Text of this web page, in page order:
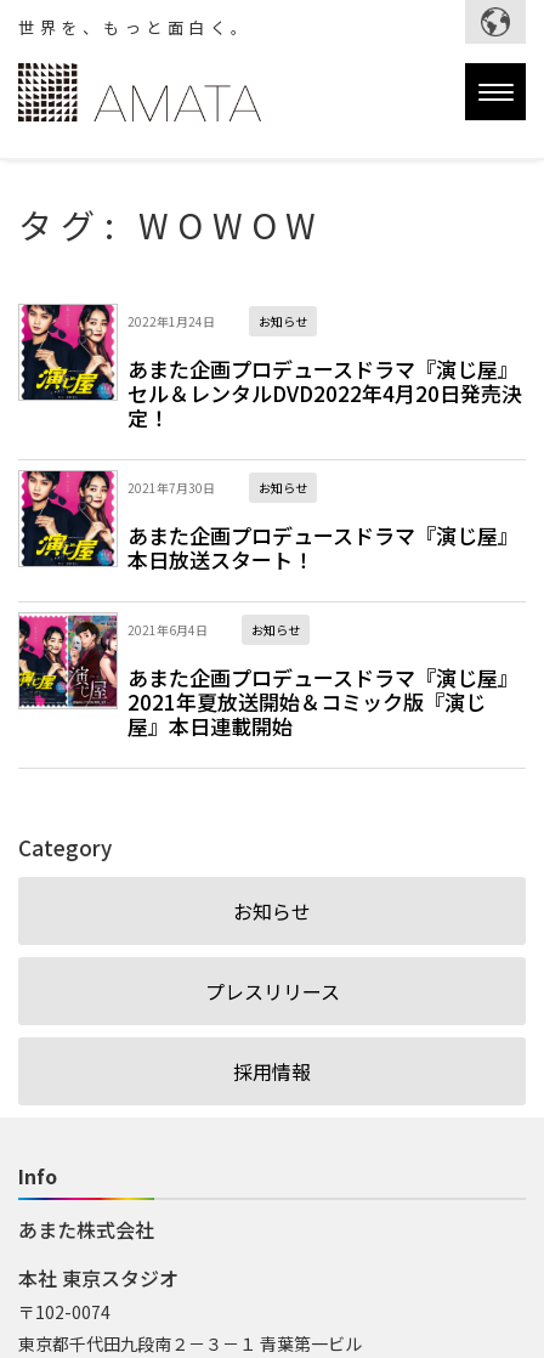
世界を、もっと面白く。
タグ:WOWOW
2022年1月24日 お知らせ
あまた企画プロデュースドラマ『演じ屋』
セル＆レンタルDVD2022年4月20日発売決
定！
2021年7月30日 お知らせ
あまた企画プロデュースドラマ『演じ屋』
本日放送スタート！
2021年6月4日 お知らせ
あまた企画プロデュースドラマ『演じ屋』
2021年夏放送開始＆コミック版『演じ
屋』本日連載開始
Category
お知らせ
プレスリリース
採用情報
Info
あまた株式会社
本社 東京スタジオ
〒102-0074
東京都千代田九段南２－３－１ 青葉第一ビル